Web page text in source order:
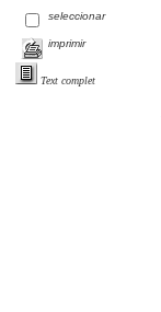
seleccionar
imprimir
Text complet